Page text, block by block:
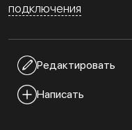
подключения
Редактировать
Написать